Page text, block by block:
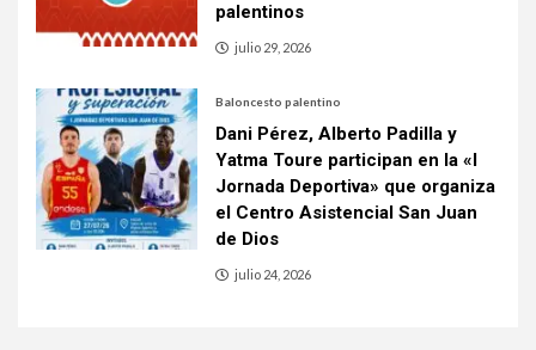
palentinos
julio 29, 2026
Baloncesto palentino
Dani Pérez, Alberto Padilla y
Yatma Toure participan en la «I
Jornada Deportiva» que organiza
el Centro Asistencial San Juan
de Dios
julio 24, 2026